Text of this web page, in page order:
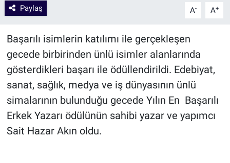
Paylaş A- A+
Başarılı isimlerin katılımı ile gerçekleşen
gecede birbirinden ünlü isimler alanlarında
gösterdikleri başarı ile ödüllendirildi. Edebiyat,
sanat, sağlık, medya ve iş dünyasının ünlü
simalarının bulunduğu gecede Yılın En Başarılı
Erkek Yazarı ödülünün sahibi yazar ve yapımcı
Sait Hazar Akın oldu.